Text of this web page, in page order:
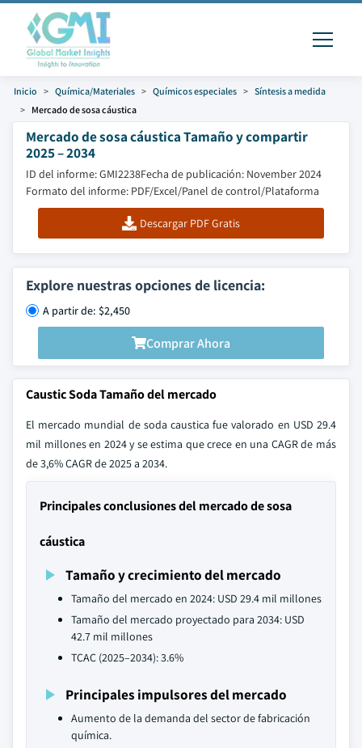
Inicio Química/Materiales Químicos especiales
Síntesis a medida
Mercado de sosa cáustica
Mercado de sosa cáustica Tamaño y compartir
2025 – 2034
ID del informe: GMI2238Fecha de publicación: November 2024
Formato del informe: PDF/Excel/Panel de control/Plataforma
Descargar PDF Gratis
Explore nuestras opciones de licencia:
A partir de: $2,450
Comprar Ahora
Caustic Soda Tamaño del mercado
El mercado mundial de soda caustica fue valorado en USD 29.4
mil millones en 2024 y se estima que crece en una CAGR de más
de 3,6% CAGR de 2025 a 2034.
Principales conclusiones del mercado de sosa
cáustica
Tamaño y crecimiento del mercado
Tamaño del mercado en 2024: USD 29.4 mil millones
Tamaño del mercado proyectado para 2034: USD
42.7 mil millones
TCAC (2025–2034): 3.6%
Principales impulsores del mercado
Aumento de la demanda del sector de fabricación
química.